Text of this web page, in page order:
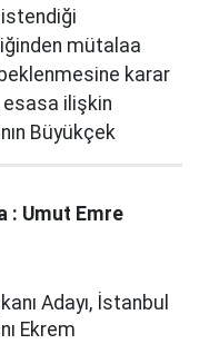
istendiği
mütalaa
karar
ilişkin
Büyükçek
: Umut Emre
Adayı, İstanbul
Ekrem